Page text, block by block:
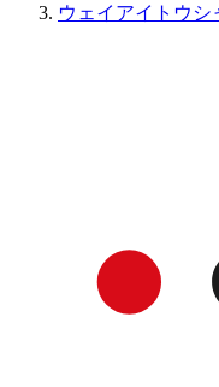
ウェイアイトウシ